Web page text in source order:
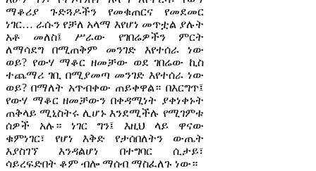
ማቆሪያ ጉድጓዶችን የመቁጠርና የመደመር
ነገር… ራሱን የቻለ አላማ እየሆነ መጥቷል ያሉት
አቶ መለስ፤ ሥራው የገበሬዎችን ምርት
ለማሳደግ በሚጠቅም መንገድ እየተሰራ ነው
ወይ? የውሃ ማቆር ዘመቻው ወደ ገበሬው ኪስ
ተጨማሪ ገቢ በሚያመጣ መንገድ እየተሰራ ነው
ወይ? በማለት አጥብቀው ጠይቀዋል። በእርግጥ፤
የውሃ ማቆር ዘመቻውን በቀዳሚነት ያቀነቀኑት
ጠቅላይ ሚኒስትሩ ሊሆኑ እንደሚችሉ የሚገምቱ
ሰዎች አሉ። ነገር ግን፤ እዚህ ላይ ዋናው
ቁምነገር፣ የሆነ እቅድ የታሰበለትን ውጤት
እያስገኘ እንዳልሆነ በተግባር ሲታይ፣
ሳይረፍድበት ቆም ብሎ ማሰብ ማስፈለጉ ነው።